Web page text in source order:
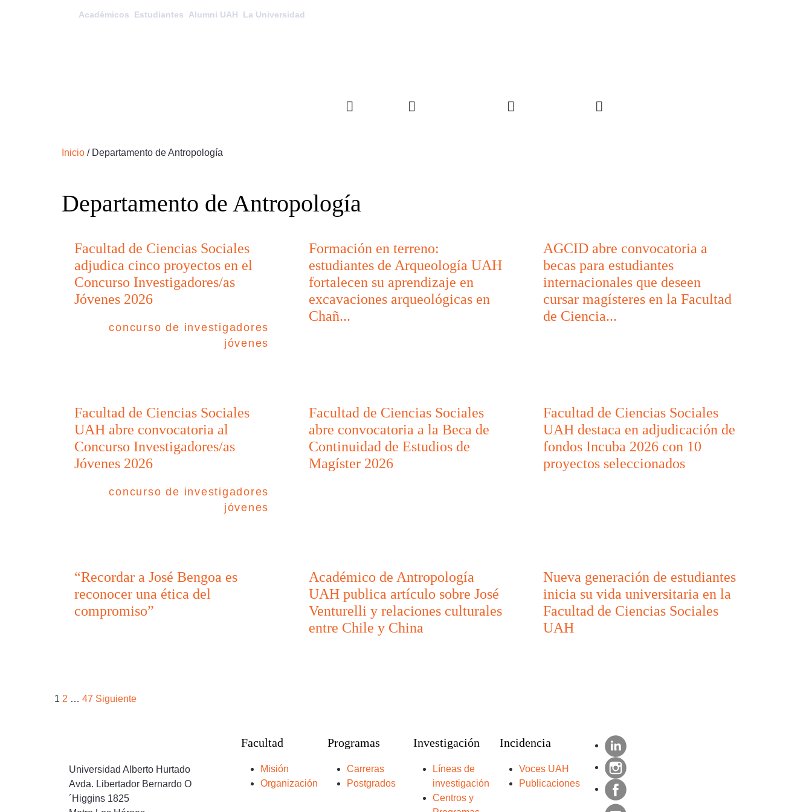
Académicos Estudiantes Alumni UAH La Universidad
Inicio / Departamento de Antropología
Departamento de Antropología
Facultad de Ciencias Sociales
adjudica cinco proyectos en el
Concurso Investigadores/as
Jóvenes 2026
concurso de investigadores
jóvenes
Formación en terreno:
estudiantes de Arqueología UAH
fortalecen su aprendizaje en
excavaciones arqueológicas en
Chañ...
AGCID abre convocatoria a
becas para estudiantes
internacionales que deseen
cursar magísteres en la Facultad
de Ciencia...
Facultad de Ciencias Sociales
UAH abre convocatoria al
Concurso Investigadores/as
Jóvenes 2026
concurso de investigadores
jóvenes
Facultad de Ciencias Sociales
abre convocatoria a la Beca de
Continuidad de Estudios de
Magíster 2026
Facultad de Ciencias Sociales
UAH destaca en adjudicación de
fondos Incuba 2026 con 10
proyectos seleccionados
“Recordar a José Bengoa es
reconocer una ética del
compromiso”
Académico de Antropología
UAH publica artículo sobre José
Venturelli y relaciones culturales
entre Chile y China
Nueva generación de estudiantes
inicia su vida universitaria en la
Facultad de Ciencias Sociales
UAH
Paginación
1 2 … 47 Siguiente
Universidad Alberto Hurtado
Avda. Libertador Bernardo O
´Higgins 1825
Facultad
Misión
Organización
Programas
Carreras
Postgrados
Investigación
Líneas de
investigación
Centros y
Incidencia
Voces UAH
Publicaciones